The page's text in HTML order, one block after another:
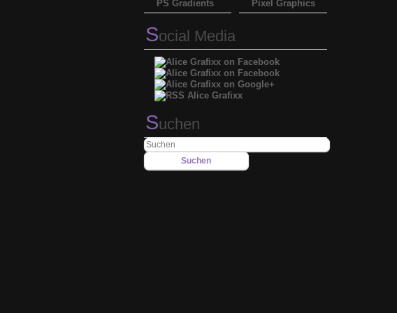
Pixel Graphics
PS Gradients
Social Media
Suchen